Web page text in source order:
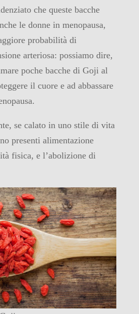
che queste bacche
le donne in menopausa,
probabilità di
arteriosa: possiamo dire,
poche bacche di Goji al
il cuore e ad abbassare
se calato in uno stile di vita
presenti alimentazione
fisica, e l’abolizione di